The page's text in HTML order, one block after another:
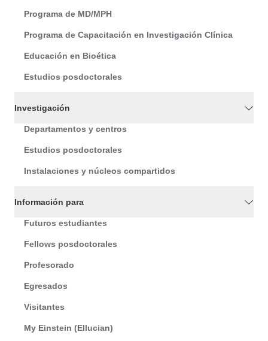
Programa de MD/MPH
Programa de Capacitación en Investigación Clínica
Educación en Bioética
Estudios posdoctorales
Investigación
Departamentos y centros
Estudios posdoctorales
Instalaciones y núcleos compartidos
Información para
Futuros estudiantes
Fellows posdoctorales
Profesorado
Egresados
Visitantes
My Einstein (Ellucian)